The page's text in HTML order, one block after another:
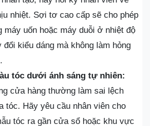
nhiệt. Sợi tơ cao cấp sẽ cho phép
máy uốn hoặc máy duỗi ở nhiệt độ
đổi kiểu dáng mà không làm hỏng
tóc dưới ánh sáng tự nhiên:
cửa hàng thường làm sai lệch
tóc. Hãy yêu cầu nhân viên cho
tóc ra gần cửa sổ hoặc khu vực